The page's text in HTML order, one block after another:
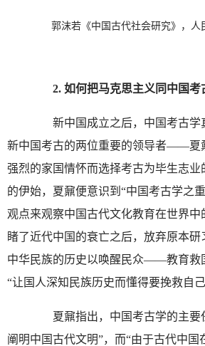
郭沫若《中国古代社会研究》，人
2. 如何把马克思主义同中国考
新中国成立之后，中国考古学
新中国考古的两位重要的领导者——夏
强烈的家国情怀而选择考古为毕生志业
的伊始，夏鼐便意识到“中国考古学之
观点来观察中国古代文化教育在世界中
睹了近代中国的衰亡之后，放弃原本研
中华民族的历史以唤醒民众——教育救
“让国人深知民族历史而懂得要挽救自己
夏鼐指出，中国考古学的主要
阐明中国古代文明”，而“由于古代中国